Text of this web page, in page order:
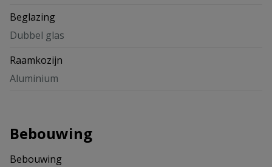
Beglazing
Dubbel glas
Raamkozijn
Aluminium
Bebouwing
Bebouwing